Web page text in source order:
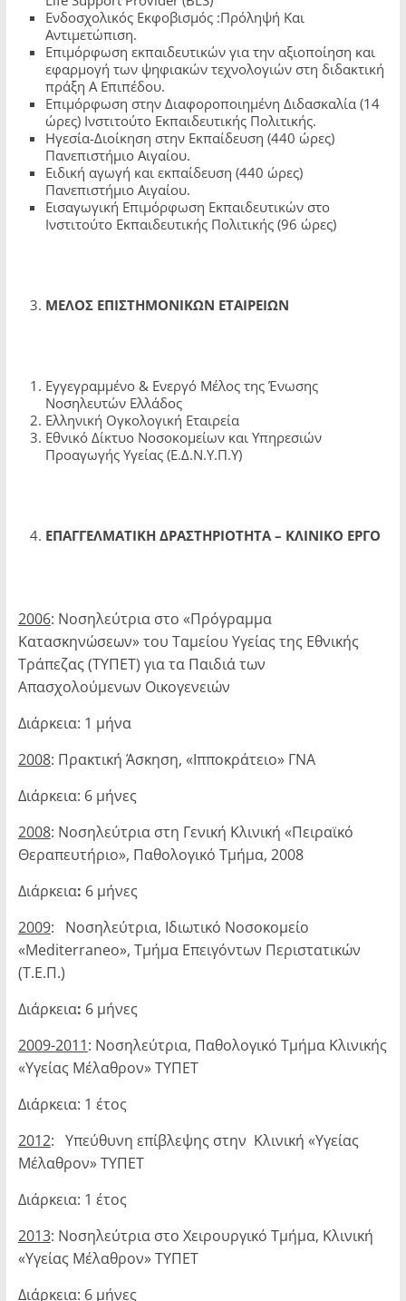
Ενδοσχολικός Εκφοβισμός :Πρόληψή Και
Αντιμετώπιση.
Επιμόρφωση εκπαιδευτικών για την αξιοποίηση και
εφαρμογή των ψηφιακών τεχνολογιών στη διδακτική
πράξη Α Επιπέδου.
Επιμόρφωση στην Διαφοροποιημένη Διδασκαλία (14
ώρες) Ινστιτούτο Εκπαιδευτικής Πολιτικής.
Ηγεσία-Διοίκηση στην Εκπαίδευση (440 ώρες)
Πανεπιστήμιο Αιγαίου.
Ειδική αγωγή και εκπαίδευση (440 ώρες)
Πανεπιστήμιο Αιγαίου.
Εισαγωγική Επιμόρφωση Εκπαιδευτικών στο
Ινστιτούτο Εκπαιδευτικής Πολιτικής (96 ώρες)
ΜΕΛΟΣ ΕΠΙΣΤΗΜΟΝΙΚΩΝ ΕΤΑΙΡΕΙΩΝ
Εγγεγραμμένο & Ενεργό Μέλος της Ένωσης
Νοσηλευτών Ελλάδος
Ελληνική Ογκολογική Εταιρεία
Εθνικό Δίκτυο Νοσοκομείων και Υπηρεσιών
Προαγωγής Υγείας (Ε.Δ.Ν.Υ.Π.Υ)
ΕΠΑΓΓΕΛΜΑΤΙΚΗ ΔΡΑΣΤΗΡΙΟΤΗΤΑ – ΚΛΙΝΙΚΟ ΕΡΓΟ
2006: Νοσηλεύτρια στο «Πρόγραμμα
Κατασκηνώσεων» του Ταμείου Υγείας της Εθνικής
Τράπεζας (ΤΥΠΕΤ) για τα Παιδιά των
Απασχολούμενων Οικογε­νειών
Διάρκεια: 1 μήνα
2008: Πρακτική Άσκηση, «Ιπποκράτειο» ΓΝΑ
Διάρκεια: 6 μήνες
2008: Νοσηλεύτρια στη Γενική Κλινική «Πειραϊκό
Θεραπευτήριο», Παθολογικό Τμήμα, 2008
Διάρκεια: 6 μήνες
2009: Νοσηλεύτρια, Ιδιωτικό Νοσοκομείο
«Mediterraneo», Τμήμα Επειγόντων Περιστατικών
(Τ.Ε.Π.)
Διάρκεια: 6 μήνες
2009-2011: Νοσηλεύτρια, Παθολογικό Τμήμα Κλινικής
«Υγείας Μέλαθρον» ΤΥΠΕΤ
Διάρκεια: 1 έτος
2012: Υπεύθυνη επίβλεψης στην Κλινική «Υγείας
Μέλαθρον» ΤΥΠΕΤ
Διάρκεια: 1 έτος
2013: Νοσηλεύτρια στο Χειρουργικό Τμήμα, Κλινική
«Υγείας Μέλαθρον» ΤΥΠΕΤ
Διάρκεια: 6 μήνες